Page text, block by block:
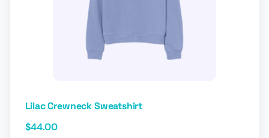
Lilac Crewneck Sweatshirt
$44.00